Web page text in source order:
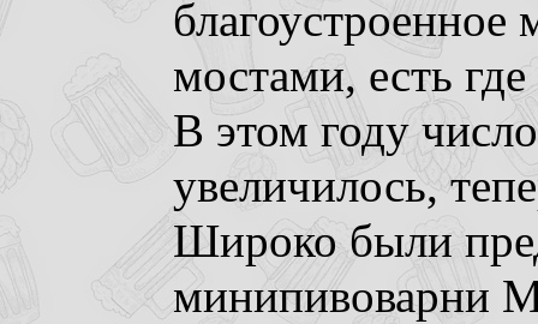
благоустроенное
мостами, есть
В этом году
увеличилось,
Широко были
минипивоварни